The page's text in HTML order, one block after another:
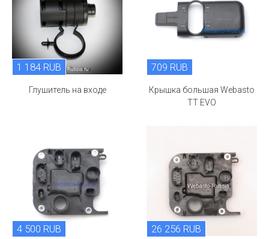
1 184 RUB
Глушитель на входе
709 RUB
Крышка большая Webasto
TT EVO
4 500 RUB 26 256 RUB